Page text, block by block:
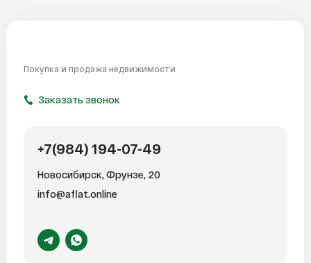
Покупка и продажа недвижимости
Заказать звонок
+7(984) 194-07-49
Новосибирск, Фрунзе, 20
info@aflat.online